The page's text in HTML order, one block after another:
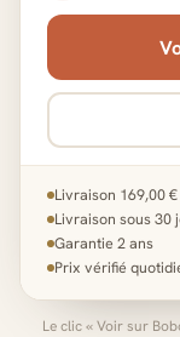
Livraison 169,00 €
Livraison sous 30
Garantie 2 ans
Prix vérifié
Le clic « Voir sur